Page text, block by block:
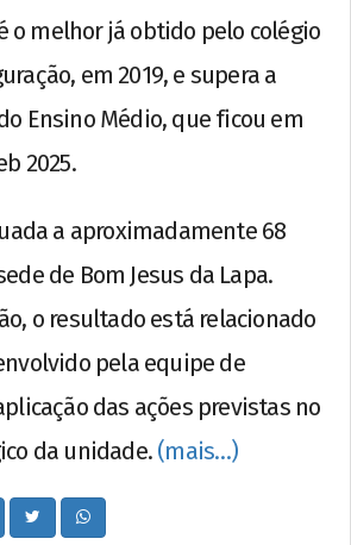
o melhor já obtido pelo colégio
em 2019, e supera a
Ensino Médio, que ficou em
2025.
a aproximadamente 68
de Bom Jesus da Lapa.
o resultado está relacionado
pela equipe de
das ações previstas no
da unidade. (mais…)